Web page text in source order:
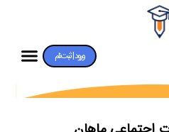
ورود | ثبت‌نام